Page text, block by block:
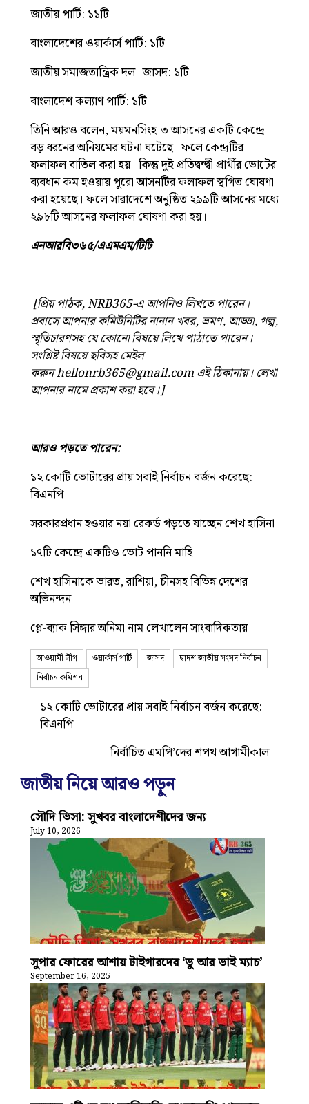
জাতীয় পার্টি: ১১টি
বাংলাদেশের ওয়ার্কার্স পার্টি: ১টি
জাতীয় সমাজতান্ত্রিক দল- জাসদ: ১টি
বাংলাদেশ কল্যাণ পার্টি: ১টি
তিনি আরও বলেন, ময়মনসিংহ-৩ আসনের একটি কেন্দ্রে
বড় ধরনের অনিয়মের ঘটনা ঘটেছে। ফলে কেন্দ্রটির
ফলাফল বাতিল করা হয়। কিন্তু দুই প্রতিদ্বন্দ্বী প্রার্থীর ভোটের
ব্যবধান কম হওয়ায় পুরো আসনটির ফলাফল স্থগিত ঘোষণা
করা হয়েছে। ফলে সারাদেশে অনুষ্ঠিত ২৯৯টি আসনের মধ্যে
২৯৮টি আসনের ফলাফল ঘোষণা করা হয়।
এনআরবি৩৬৫/এএমএম/টিটি
[প্রিয় পাঠক, NRB365-এ আপনিও লিখতে পারেন।
প্রবাসে আপনার কমিউনিটির নানান খবর, ভ্রমণ, আড্ডা, গল্প,
স্মৃতিচারণসহ যে কোনো বিষয়ে লিখে পাঠাতে পারেন।
সংশ্লিষ্ট বিষয়ে ছবিসহ মেইল
করুনhellonrb365@gmail.comএই ঠিকানায়। লেখা
আপনার নামে প্রকাশ করা হবে।]
আরও পড়তে পারেন:
১২ কোটি ভোটারের প্রায় সবাই নির্বাচন বর্জন করেছে:
বিএনপি
সরকারপ্রধান হওয়ার নয়া রেকর্ড গড়তে যাচ্ছেন শেখ হাসিনা
১৭টি কেন্দ্রে একটিও ভোট পাননি মাহি
শেখ হাসিনাকে ভারত, রাশিয়া, চীনসহ বিভিন্ন দেশের
অভিনন্দন
প্লে-ব্যাক সিঙ্গার অনিমা নাম লেখালেন সাংবাদিকতায়
আওয়ামী লীগ ওয়ার্কার্স পার্টি জাসদ
দ্বাদশ জাতীয় সংসদ নির্বাচন
নির্বাচন কমিশন
১২ কোটি ভোটারের প্রায় সবাই নির্বাচন বর্জন করেছে:
বিএনপি
নির্বাচিত এমপি’দের শপথ আগামীকাল
জাতীয় নিয়ে আরও পড়ুন
সৌদি ভিসা: সুখবর বাংলাদেশীদের জন্য
July 10, 2026
সুপার ফোরের আশায় টাইগারদের ‘ডু আর ডাই ম্যাচ’
September 16, 2025